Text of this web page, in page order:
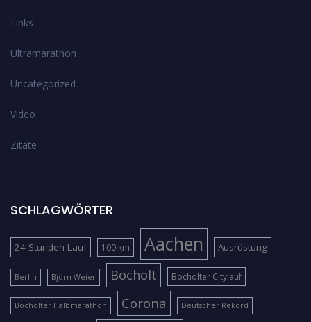
Links
Ultramarathon
Uncategorized
Video
Zitate
SCHLAGWÖRTER
24-Stunden-Lauf 100 km Aachen Ausrüstung
Berlin Björn Weier Bocholt Bocholter Citylauf
Bocholter Halbmarathon Corona Deutscher Rekord